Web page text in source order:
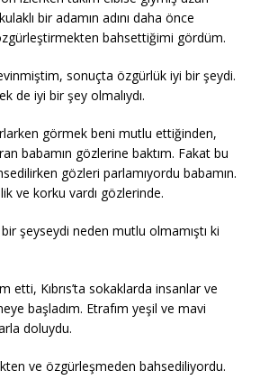
bir adamın adını daha önce
bahsettiğimi gördüm.
sonuçta özgürlük iyi bir şeydi.
de iyi bir şey olmalıydı.
görmek beni mutlu ettiğinden,
babamın gözlerine baktım. Fakat bu
gözleri parlamıyordu babamın.
ve korku vardı gözlerinde.
şeyseydi neden mutlu olmamıştı ki
etti, Kıbrıs’ta sokaklarda insanlar ve
başladım. Etrafım yeşil ve mavi
doluydu.
ve özgürleşmeden bahsediliyordu.